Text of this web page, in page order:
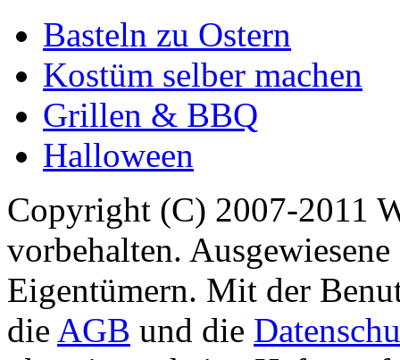
Basteln zu Ostern
Kostüm selber machen
Grillen & BBQ
Halloween
Copyright (C) 2007-2011
vorbehalten.
Eigentümern. Mit der
die AGB und die